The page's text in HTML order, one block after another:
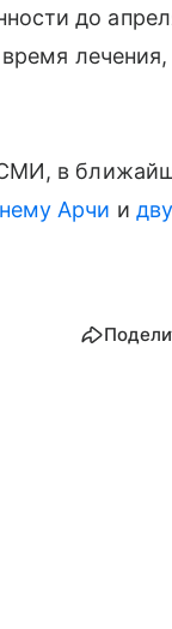
до
время
в
Арчи и